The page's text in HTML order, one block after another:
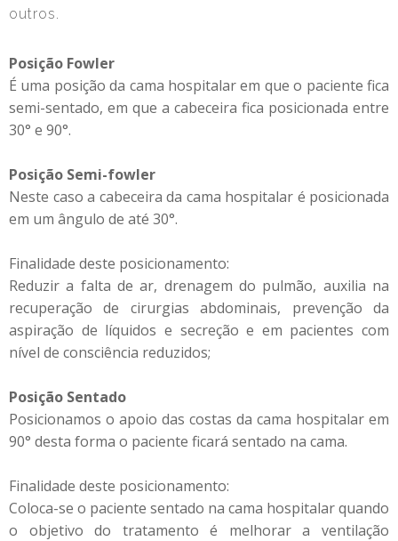
outros.
Posição Fowler
É uma posição da cama hospitalar em que o paciente fica
semi-sentado, em que a cabeceira fica posicionada entre
30° e 90°.
Posição Semi-fowler
Neste caso a cabeceira da cama hospitalar é posicionada
em um ângulo de até 30°.
Finalidade deste posicionamento:
Reduzir a falta de ar, drenagem do pulmão, auxilia na
recuperação de cirurgias abdominais, prevenção da
aspiração de líquidos e secreção e em pacientes com
nível de consciência reduzidos;
Posição Sentado
Posicionamos o apoio das costas da cama hospitalar em
90° desta forma o paciente ficará sentado na cama.
Finalidade deste posicionamento:
Coloca-se o paciente sentado na cama hospitalar quando
o objetivo do tratamento é melhorar a ventilação